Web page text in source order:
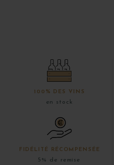
100% DES VINS
en stock
FIDÉLITÉ RÉCOMPENSÉE
5% de remise